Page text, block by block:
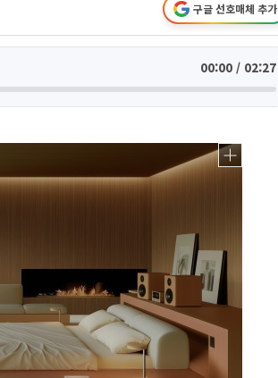
구글 선호매체 추가
00:00 / 02:27